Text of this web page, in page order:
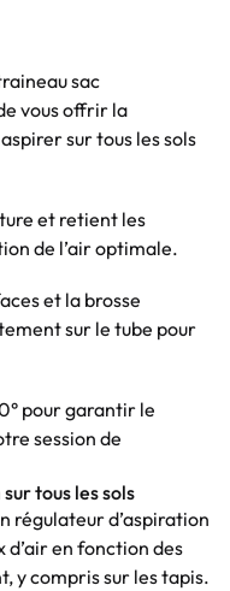
sac
vous offrir la
sur tous les sols
et retient les
de l’air optimale.
et la brosse
sur le tube pour
pour garantir le
session de
tous les sols
régulateur d’aspiration
en fonction des
y compris sur les tapis.